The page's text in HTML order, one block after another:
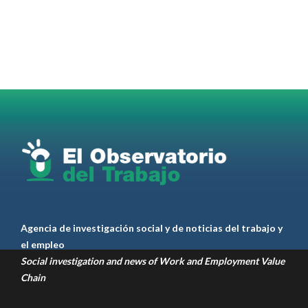
Ver anteriores
Agencia de investigación social y de noticias del trabajo y
el empleo
Social investigation and news of Work and Employment Value
Chain